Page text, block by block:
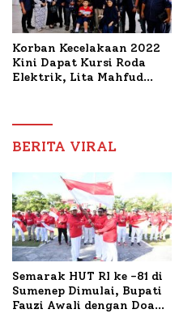
Korban Kecelakaan 2022
Kini Dapat Kursi Roda
Elektrik, Lita Mahfud
Nabil
BERITA VIRAL
Semarak HUT RI ke -81 di
Sumenep Dimulai, Bupati
Fauzi Awali dengan Doa